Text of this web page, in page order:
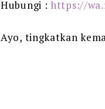
Hubungi : https://
Ayo, tingkatkan